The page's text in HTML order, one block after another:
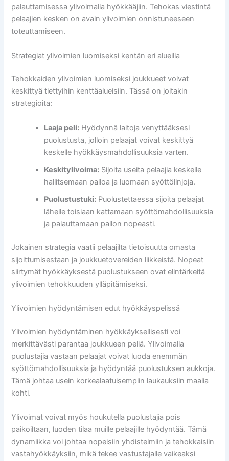
palauttamisessa ylivoimalla hyökkääjiin. Tehokas viestintä
pelaajien kesken on avain ylivoimien onnistuneeseen
toteuttamiseen.
Strategiat ylivoimien luomiseksi kentän eri alueilla
Tehokkaiden ylivoimien luomiseksi joukkueet voivat
keskittyä tiettyihin kenttäalueisiin. Tässä on joitakin
strategioita:
Laaja peli: Hyödynnä laitoja venyttääksesi
puolustusta, jolloin pelaajat voivat keskittyä
keskelle hyökkäysmahdollisuuksia varten.
Keskitylivoima: Sijoita useita pelaajia keskelle
hallitsemaan palloa ja luomaan syöttölinjoja.
Puolustustuki: Puolustettaessa sijoita pelaajat
lähelle toisiaan kattamaan syöttömahdollisuuksia
ja palauttamaan pallon nopeasti.
Jokainen strategia vaatii pelaajilta tietoisuutta omasta
sijoittumisestaan ja joukkuetovereiden liikkeistä. Nopeat
siirtymät hyökkäyksestä puolustukseen ovat elintärkeitä
ylivoimien tehokkuuden ylläpitämiseksi.
Ylivoimien hyödyntämisen edut hyökkäyspelissä
Ylivoimien hyödyntäminen hyökkäyksellisesti voi
merkittävästi parantaa joukkueen peliä. Ylivoimalla
puolustajia vastaan pelaajat voivat luoda enemmän
syöttömahdollisuuksia ja hyödyntää puolustuksen aukkoja.
Tämä johtaa usein korkealaatuisempiin laukauksiin maalia
kohti.
Ylivoimat voivat myös houkutella puolustajia pois
paikoiltaan, luoden tilaa muille pelaajille hyödyntää. Tämä
dynamiikka voi johtaa nopeisiin yhdistelmiin ja tehokkaisiin
vastahyökkäyksiin, mikä tekee vastustajalle vaikeaksi